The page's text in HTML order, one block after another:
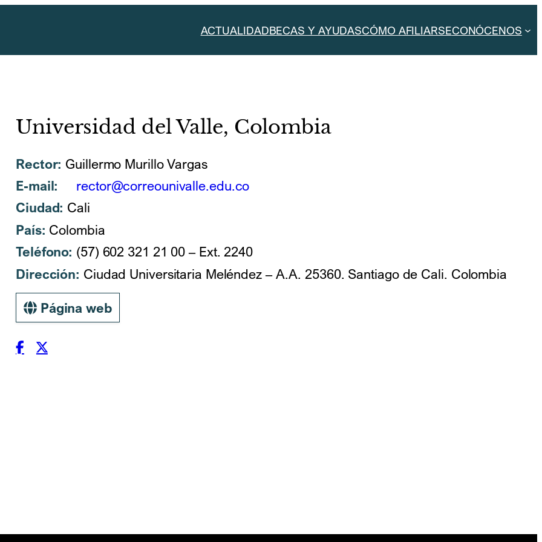
ACTUALIDADBECAS Y AYUDASCÓMO AFILIARSECONÓCENOS
Universidad del Valle, Colombia
Rector: Guillermo Murillo Vargas
E-mail:
rector@correounivalle.edu.co
Ciudad: Cali
País: Colombia
Teléfono: (57) 602 321 21 00 – Ext. 2240
Dirección: Ciudad Universitaria Meléndez – A.A. 25360. Santiago de Cali. Colombia
Página web